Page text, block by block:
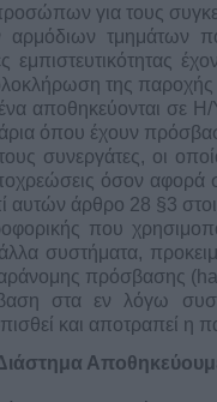
για τους
τμημάτων
εμπιστευτικότητας
της
αποθηκεύονται σε
όπου έχουν
συνεργάτες, οι
όσον
αυτών άρθρο 28 §3
που
συστήματα,
πρόσβασης
στα εν λόγω
και αποτραπεί η